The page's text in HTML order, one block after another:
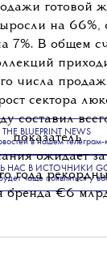
готовой
на 66%,
7%. В общем
числа
сектора
составил
показатель
ожидает
года
бренда €6
THE BLUEPRINT NEWS
в нашем телеграм-
НАС В ИСТОЧНИКИ
чаще появляться у